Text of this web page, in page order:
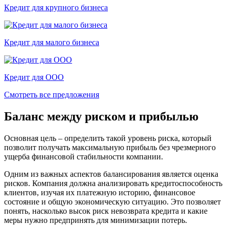
Кредит для крупного бизнеса
Кредит для малого бизнеса
Кредит для ООО
Смотреть все предложения
Баланс между риском и прибылью
Основная цель – определить такой уровень риска, который
позволит получать максимальную прибыль без чрезмерного
ущерба финансовой стабильности компании.
Одним из важных аспектов балансирования является оценка
рисков. Компания должна анализировать кредитоспособность
клиентов, изучая их платежную историю, финансовое
состояние и общую экономическую ситуацию. Это позволяет
понять, насколько высок риск невозврата кредита и какие
меры нужно предпринять для минимизации потерь.